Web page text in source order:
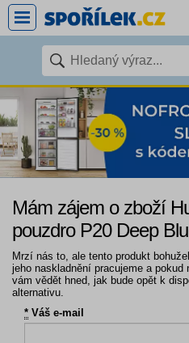
Mám zájem o zboží
pouzdro P20 Deep
Mrzí nás to, ale tento produkt
jeho naskladnění pracujeme a
vám vědět hned, jak bude opět k
alternativu.
* Váš e-mail